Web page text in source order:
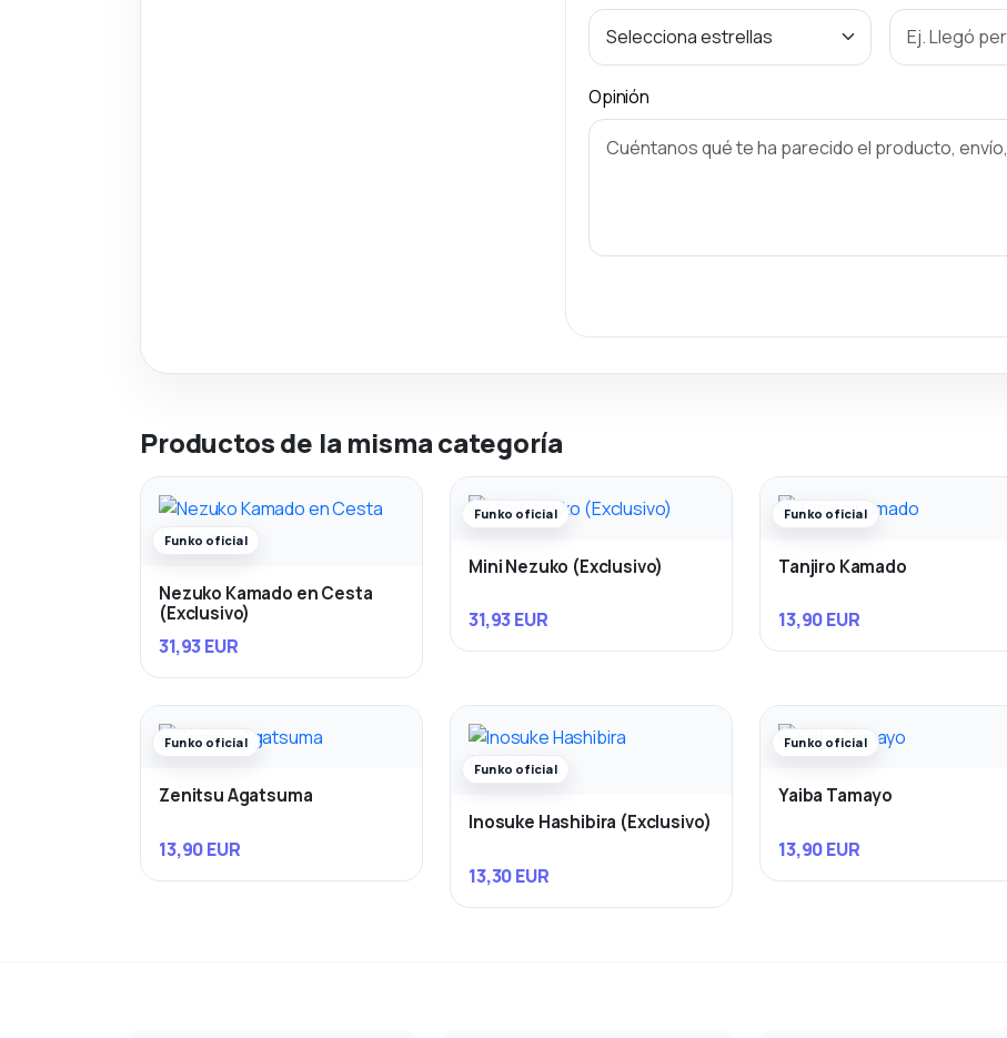
Opinión
Productos de la misma categoría
Funko oficial
Nezuko Kamado en Cesta
(Exclusivo)
31,93 EUR
Funko oficial
Mini Nezuko (Exclusivo)
31,93 EUR
Funko oficial
Tanjiro Kamado
13,90 EUR
Funko oficial
Zenitsu Agatsuma
13,90 EUR
Funko oficial
Inosuke Hashibira (Exclusivo)
13,30 EUR
Funko oficial
Yaiba Tamayo
13,90 EUR